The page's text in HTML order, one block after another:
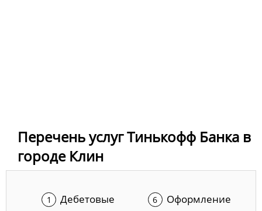
Перечень услуг Тинькофф Банка в
городе Клин
Дебетовые
Оформление